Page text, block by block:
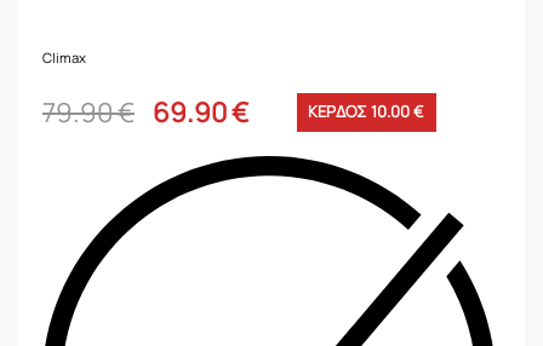
Climax
79.90€ 69.90€ ΚΕΡΔΟΣ 10.00 €